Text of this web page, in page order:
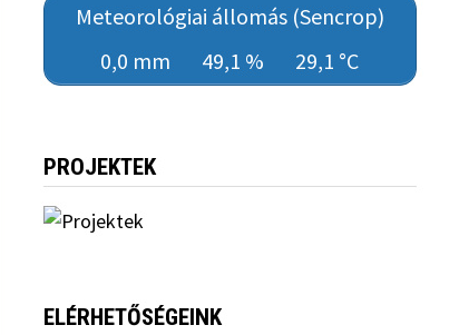
Meteorológiai állomás (Sencrop)
0,0 mm
49,1 % 29,1 °C
PROJEKTEK
ELÉRHETŐSÉGEINK